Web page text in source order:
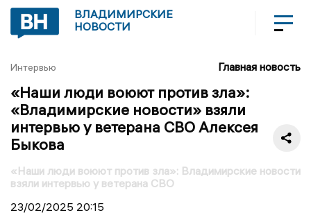
ВЛАДИМИРСКИЕ
НОВОСТИ
Интервью Главная новость
«Наши люди воюют против зла»:
«Владимирские новости» взяли
интервью у ветерана СВО Алексея
Быкова
«Наши люди воюют против зла»: Владимирские новости
взяли интервью у ветерана СВО
23/02/2025 20:15